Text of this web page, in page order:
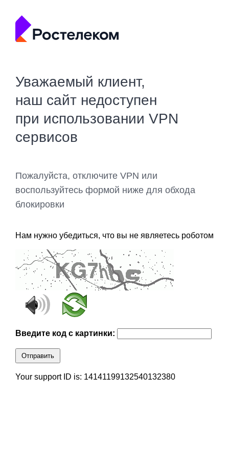
Уважаемый клиент,
наш сайт недоступен
при использовании VPN
сервисов
Пожалуйста, отключите VPN или
воспользуйтесь формой ниже для обхода
блокировки
Нам нужно убедиться, что вы не являетесь роботом
Введите код с картинки:
Отправить
Your support ID is: 14141199132540132380